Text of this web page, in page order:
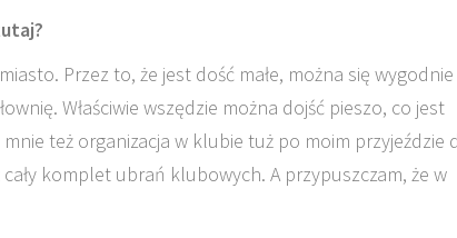
Przez to, że jest dość małe, można się wygodnie
Właściwie wszędzie można dojść pieszo, co jest
też organizacja w klubie tuż po moim przyjeździe
komplet ubrań klubowych. A przypuszczam, że w